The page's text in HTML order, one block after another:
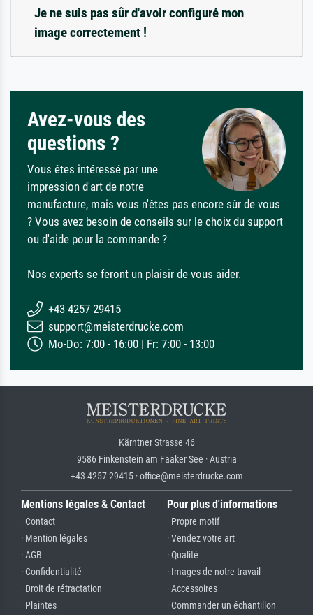
Je ne suis pas sûr d'avoir configuré mon
image correctement !
Avez-vous des
questions ?
Vous êtes intéressé par une
impression d'art de notre
manufacture, mais vous n'êtes pas encore sûr de vous
? Vous avez besoin de conseils sur le choix du support
ou d'aide pour la commande ?
Nos experts se feront un plaisir de vous aider.
+43 4257 29415
support@meisterdrucke.com
Mo-Do: 7:00 - 16:00 | Fr: 7:00 - 13:00
Kärntner Strasse 46
9586 Finkenstein am Faaker See · Austria
+43 4257 29415 · office@meisterdrucke.com
Mentions légales & Contact
· Contact
· Mention légales
· AGB
· Confidentialité
· Droit de rétractation
· Plaintes
Pour plus d'informations
· Propre motif
· Vendez votre art
· Qualité
· Images de notre travail
· Accessoires
· Commander un échantillon